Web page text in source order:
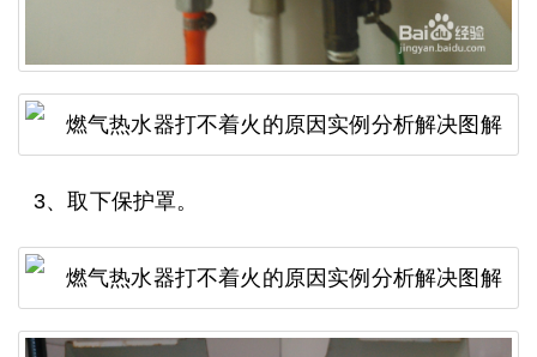
3、取下保护罩。